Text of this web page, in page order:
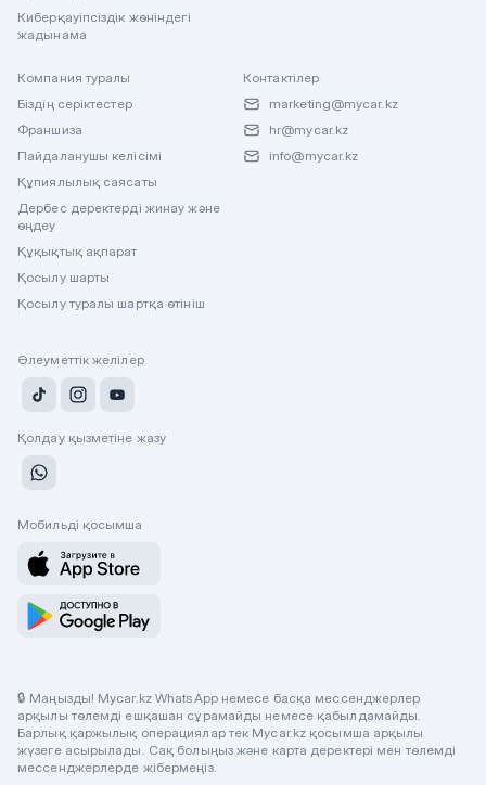
Киберқауіпсіздік жөніндегі
жадынама
Компания туралы
Біздің серіктестер
Франшиза
Пайдаланушы келісімі
Құпиялылық саясаты
Дербес деректерді жинау және
өңдеу
Құқықтық ақпарат
Қосылу шарты
Қосылу туралы шартқа өтініш
Контактілер
marketing@mycar.kz
hr@mycar.kz
info@mycar.kz
Әлеуметтік желілер
Қолдау қызметіне жазу
Мобильді қосымша
🔒 Маңызды! Mycar.kz WhatsApp немесе басқа мессенджерлер
арқылы төлемді ешқашан сұрамайды немесе қабылдамайды.
Барлық қаржылық операциялар тек Mycar.kz қосымша арқылы
жүзеге асырылады. Сақ болыңыз және карта деректері мен төлемді
мессенджерлерде жібермеңіз.